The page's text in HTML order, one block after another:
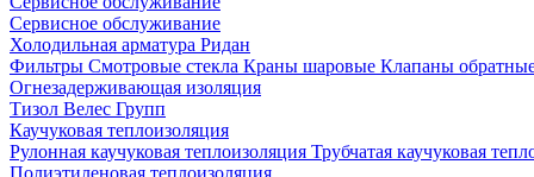
Сервисное обслуживание
Холодильная арматура Ридан
Фильтры Смотровые стекла Краны шаровые Клапаны
Огнезадерживающая изоляция
Тизол Велес Групп
Каучуковая теплоизоляция
Рулонная каучуковая теплоизоляция Трубчатая каучуковая
Полиэтиленовая теплоизоляция